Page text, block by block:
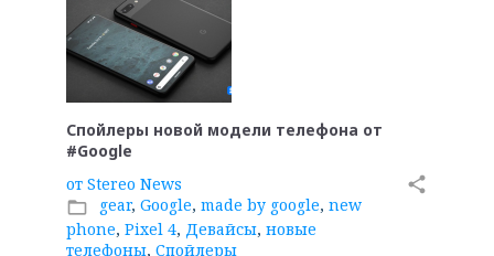
Спойлеры новой модели телефона от
#Google
от Stereo News
folder_open gear, Google, made by google, new
phone, Pixel 4, Девайсы, новые
телефоны, Спойлеры
share